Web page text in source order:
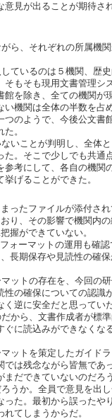
見が出ることが期待され
ら、それぞれの所属機
ているのは５機関、歴
もそも現用文書管理シ
を除き、全ての機関が
機関は全体の半数を占
のようで、今後公文書
。
いことが判明し、全体
。そこで少しでも共通
考にして、各自の機関
げることができた。
たファイルが添付され
、その影響で機関内の
握ができていない。
ーマットの運用も確認
期保存や見読性の確保
ットの存在を、今回の
の確保についての認識
逆に安全だと思ってい
から、文書作成者が標
に読込みができなくな
ットを策定したガイド
は残念ながら皆無であ
だできていないのだろ
うか。全員で意見を出
た。最初から誤ったや
てしまうからだ。